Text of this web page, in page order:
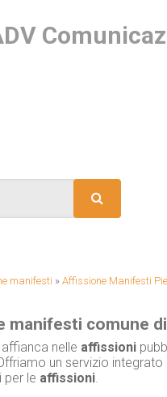
manifesti » Affissione Manifesti
manifesti comune
nelle affissioni
un servizio
per le affissioni.